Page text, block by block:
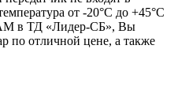
от -20°С до +45°С
в ТД «Лидер-СБ», Вы
по отличной цене, а также